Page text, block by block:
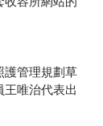
護管理規劃草
唯治代表出